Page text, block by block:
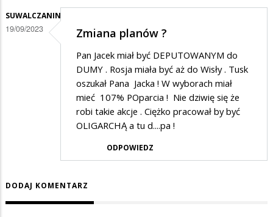
SUWALCZANIN
19/09/2023 Zmiana planów ?
Pan Jacek miał być DEPUTOWANYM do
DUMY . Rosja miała być aż do Wisły . Tusk
oszukał Pana Jacka ! W wyborach miał
mieć 107% POparcia ! Nie dziwię się że
robi takie akcje . Ciężko pracował by być
OLIGARCHĄ a tu d....pa !
ODPOWIEDZ
DODAJ KOMENTARZ